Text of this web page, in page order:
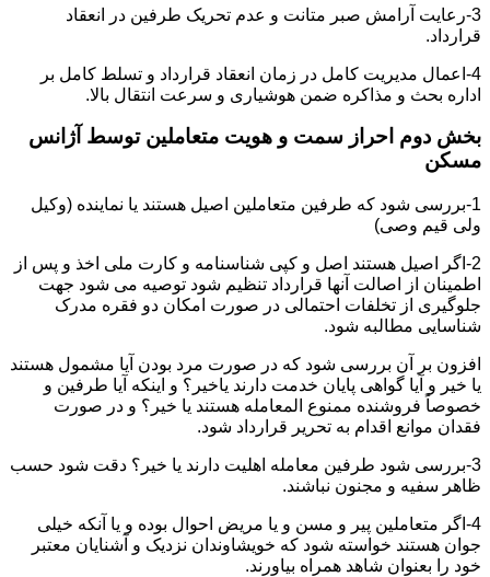
3-رعایت آرامش صبر متانت و عدم تحریک طرفین در انعقاد
قرارداد.
4-اعمال مدیریت کامل در زمان انعقاد قرارداد و تسلط کامل بر
اداره بحث و مذاکره ضمن هوشیاری و سرعت انتقال بالا.
بخش دوم احراز سمت و هویت متعاملین توسط آژانس
مسکن
1-بررسی شود که طرفین متعاملین اصیل هستند یا نماینده (وکیل
ولی قیم وصی)
2-اگر اصیل هستند اصل و کپی شناسنامه و کارت ملی اخذ و پس از
اطمینان از اصالت آنها قرارداد تنظیم شود توصیه می شود جهت
جلوگیری از تخلفات احتمالی در صورت امکان دو فقره مدرک
شناسایی مطالبه شود.
افزون بر آن بررسی شود که در صورت مرد بودن آیا مشمول هستند
یا خیر و آیا گواهی پایان خدمت دارند یاخیر؟ و اینکه آیا طرفین و
خصوصاً فروشنده ممنوع المعامله هستند یا خیر؟ و در صورت
فقدان موانع اقدام به تحریر قرارداد شود.
3-بررسی شود طرفین معامله اهلیت دارند یا خیر؟ دقت شود حسب
ظاهر سفیه و مجنون نباشند.
4-اگر متعاملین پیر و مسن و یا مریض احوال بوده و یا آنکه خیلی
جوان هستند خواسته شود که خویشاوندان نزدیک و آشنایان معتبر
خود را بعنوان شاهد همراه بیاورند.